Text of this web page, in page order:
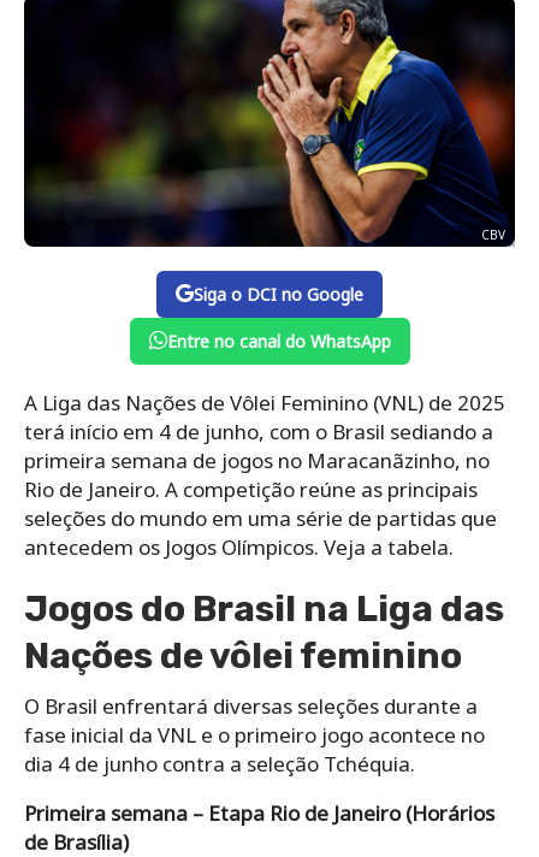
CBV
Siga o DCI no Google
Entre no canal do WhatsApp
A Liga das Nações de Vôlei Feminino (VNL) de 2025
terá início em 4 de junho, com o Brasil sediando a
primeira semana de jogos no Maracanãzinho, no
Rio de Janeiro. A competição reúne as principais
seleções do mundo em uma série de partidas que
antecedem os Jogos Olímpicos. Veja a tabela.
Jogos do Brasil na Liga das
Nações de vôlei feminino
O Brasil enfrentará diversas seleções durante a
fase inicial da VNL e o primeiro jogo acontece no
dia 4 de junho contra a seleção Tchéquia.
Primeira semana – Etapa Rio de Janeiro (Horários
de Brasília)